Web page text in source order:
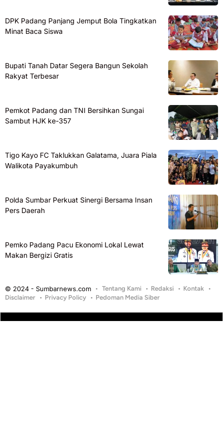
DPK Padang Panjang Jemput Bola Tingkatkan
Minat Baca Siswa
Bupati Tanah Datar Segera Bangun Sekolah
Rakyat Terbesar
Pemkot Padang dan TNI Bersihkan Sungai
Sambut HJK ke-357
Tigo Kayo FC Taklukkan Galatama, Juara Piala
Walikota Payakumbuh
Polda Sumbar Perkuat Sinergi Bersama Insan
Pers Daerah
Pemko Padang Pacu Ekonomi Lokal Lewat
Makan Bergizi Gratis
© 2024 - Sumbarnews.com Tentang Kami Redaksi
Kontak
Disclaimer
Privacy Policy Pedoman Media Siber